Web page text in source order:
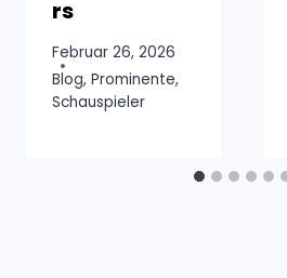
rs
Februar 26, 2026
Blog, Prominente,
Schauspieler